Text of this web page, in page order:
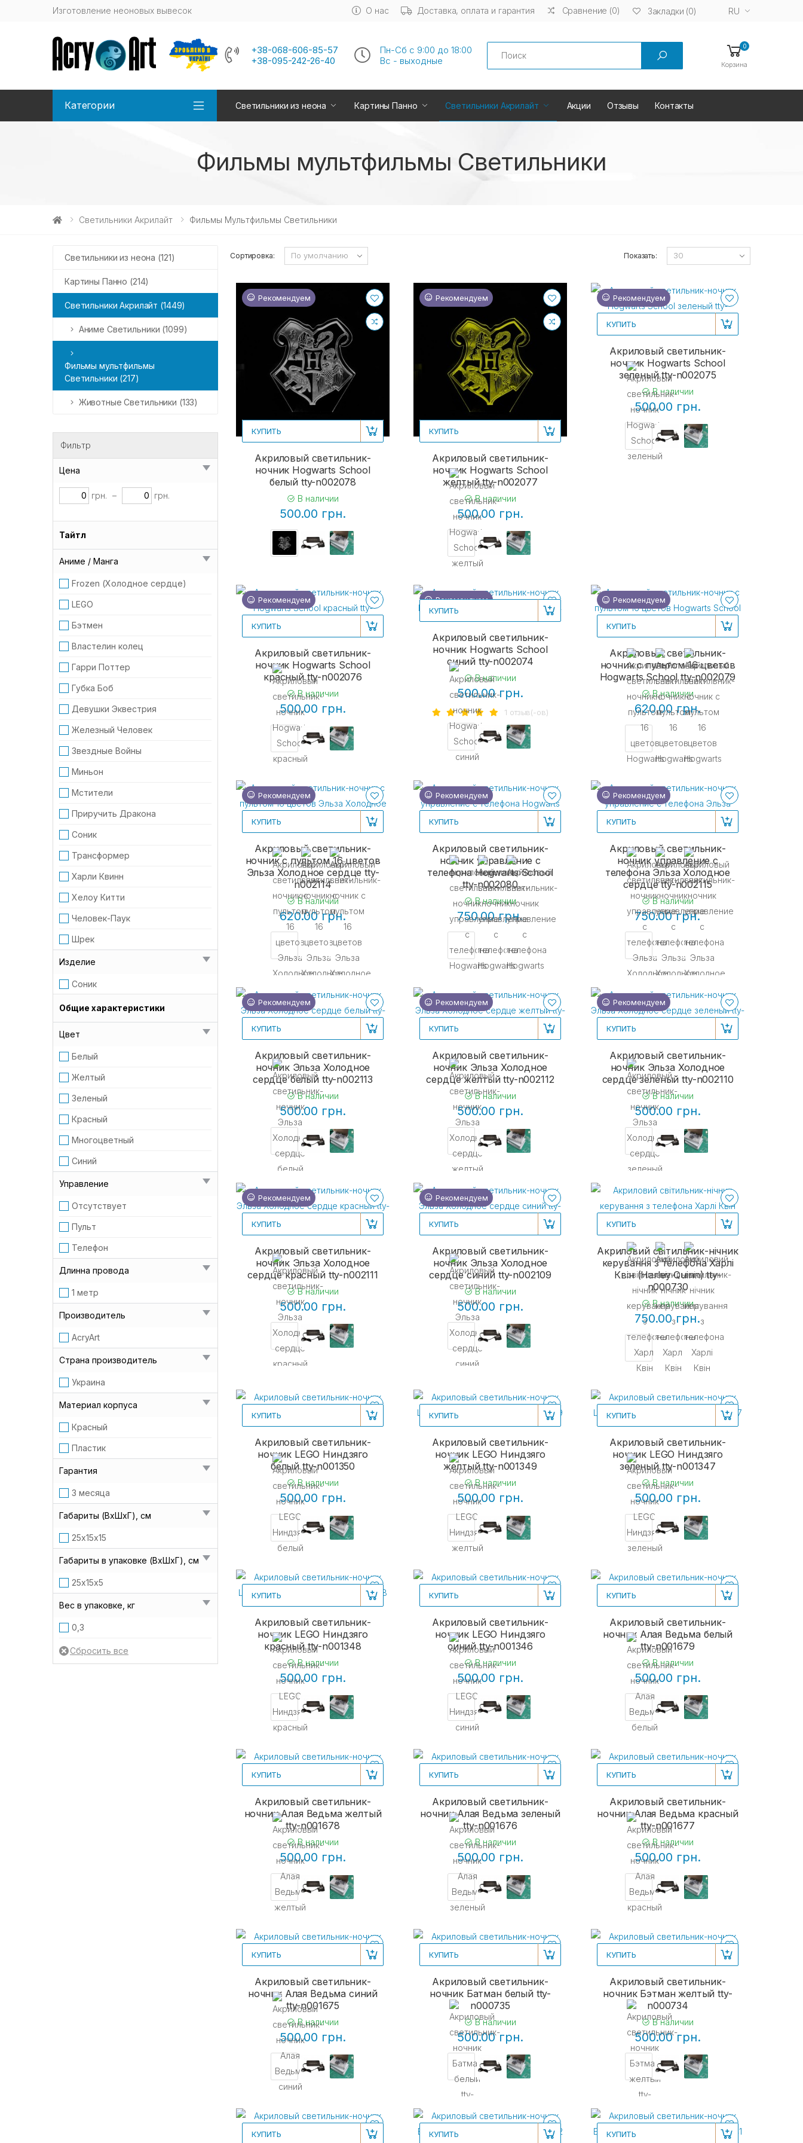
Изготовление неоновых вывесок О нас Доставка, оплата и гарантия Сравнение (0) Закладки (0) RU
+38-068-606-85-57
+38-095-242-26-40
Пн-Сб с 9:00 до 18:00
Вс - выходные
Search 0
Корзина
Категории Светильники из неона Картины Панно Светильники Акрилайт Акции Отзывы Контакты
Фильмы мультфильмы Светильники
Светильники Акрилайт Фильмы Мультфильмы Светильники
Светильники из неона (121)
Картины Панно (214)
Светильники Акрилайт (1449)
Аниме Светильники (1099)
Фильмы мультфильмы
Светильники (217)
Животные Светильники (133)
Фильтр
Цена
грн. – грн.
Тайтл
Аниме / Манга
Frozen (Холодное сердце)
LEGO
Бэтмен
Властелин колец
Гарри Поттер
Губка Боб
Девушки Эквестрия
Железный Человек
Звездные Войны
Миньон
Мстители
Приручить Дракона
Соник
Трансформер
Харли Квинн
Хелоу Китти
Человек-Паук
Шрек
Изделие
Соник
Общие характеристики
Цвет
Белый
Желтый
Зеленый
Красный
Многоцветный
Синий
Управление
Отсутствует
Пульт
Телефон
Длинна провода
1 метр
Производитель
AcryArt
Страна производитель
Украина
Материал корпуса
Красный
Пластик
Гарантия
3 месяца
Габариты (ВхШхГ), см
25х15х15
Габариты в упаковке (ВхШхГ), см
25х15х5
Вес в упаковке, кг
0,3
Сортировка: Показать:
Рекомендуем
КУПИТЬ
Акриловый светильник-
ночник Hogwarts School
белый tty-n002078
В наличии
500.00 грн.
Рекомендуем
КУПИТЬ
Акриловый светильник-
ночник Hogwarts School
желтый tty-n002077
В наличии
500.00 грн.
Рекомендуем
КУПИТЬ
Акриловый светильник-
ночник Hogwarts School
зеленый tty-n002075
В наличии
500.00 грн.
Рекомендуем
КУПИТЬ
Акриловый светильник-
ночник Hogwarts School
красный tty-n002076
В наличии
500.00 грн.
Рекомендуем
КУПИТЬ
Акриловый светильник-
ночник Hogwarts School
синий tty-n002074
В наличии
500.00 грн.
1 отзыв(-ов)
Рекомендуем
КУПИТЬ
Акриловый светильник-
ночник с пультом 16 цветов
Hogwarts School tty-n002079
В наличии
620.00 грн.
Рекомендуем
КУПИТЬ
Акриловый светильник-
ночник с пультом 16 цветов
Эльза Холодное сердце tty-
n002114
В наличии
620.00 грн.
Рекомендуем
КУПИТЬ
Акриловый светильник-
ночник управление с
телефона Hogwarts School
tty-n002080
В наличии
750.00 грн.
Рекомендуем
КУПИТЬ
Акриловый светильник-
ночник управление с
телефона Эльза Холодное
сердце tty-n002115
В наличии
750.00 грн.
Рекомендуем
КУПИТЬ
Акриловый светильник-
ночник Эльза Холодное
сердце белый tty-n002113
В наличии
500.00 грн.
Рекомендуем
КУПИТЬ
Акриловый светильник-
ночник Эльза Холодное
сердце желтый tty-n002112
В наличии
500.00 грн.
Рекомендуем
КУПИТЬ
Акриловый светильник-
ночник Эльза Холодное
сердце зеленый tty-n002110
В наличии
500.00 грн.
Рекомендуем
КУПИТЬ
Акриловый светильник-
ночник Эльза Холодное
сердце красный tty-n002111
В наличии
500.00 грн.
Рекомендуем
КУПИТЬ
Акриловый светильник-
ночник Эльза Холодное
сердце синий tty-n002109
В наличии
500.00 грн.
КУПИТЬ
Акриловий світильник-нічник
керування з телефона Харлі
Квін (Harley Quinn) tty-
n000730
В наличии
750.00 грн.
КУПИТЬ
Акриловый светильник-
ночник LEGO Ниндзяго
белый tty-n001350
В наличии
500.00 грн.
КУПИТЬ
Акриловый светильник-
ночник LEGO Ниндзяго
желтый tty-n001349
В наличии
500.00 грн.
КУПИТЬ
Акриловый светильник-
ночник LEGO Ниндзяго
зеленый tty-n001347
В наличии
500.00 грн.
КУПИТЬ
Акриловый светильник-
ночник LEGO Ниндзяго
красный tty-n001348
В наличии
500.00 грн.
КУПИТЬ
Акриловый светильник-
ночник LEGO Ниндзяго
синий tty-n001346
В наличии
500.00 грн.
КУПИТЬ
Акриловый светильник-
ночник Алая Ведьма белый
tty-n001679
В наличии
500.00 грн.
КУПИТЬ
Акриловый светильник-
ночник Алая Ведьма желтый
tty-n001678
В наличии
500.00 грн.
КУПИТЬ
Акриловый светильник-
ночник Алая Ведьма зеленый
tty-n001676
В наличии
500.00 грн.
КУПИТЬ
Акриловый светильник-
ночник Алая Ведьма красный
tty-n001677
В наличии
500.00 грн.
КУПИТЬ
Акриловый светильник-
ночник Алая Ведьма синий
tty-n001675
В наличии
500.00 грн.
КУПИТЬ
Акриловый светильник-
ночник Батман белый tty-
n000735
В наличии
500.00 грн.
КУПИТЬ
Акриловый светильник-
ночник Бэтман желтый tty-
n000734
В наличии
500.00 грн.
КУПИТЬ КУПИТЬ КУПИТЬ